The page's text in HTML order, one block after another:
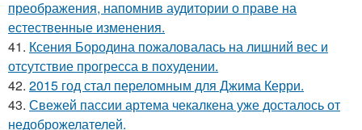
преображения, напомнив аудитории о праве на
естественные изменения.
41. Ксения Бородина пожаловалась на лишний вес и
отсутствие прогресса в похудении.
42. 2015 год стал переломным для Джима Керри.
43. Свежей пассии артема чекалкена уже досталось от
недоброжелателей.